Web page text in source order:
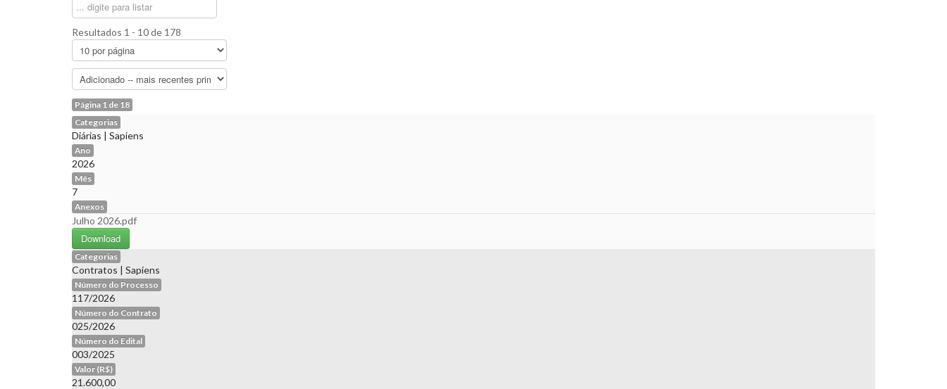
Resultados 1 - 10 de 178
Página 1 de 18
Categorias
Diárias | Sapiens
Ano
2026
Mês
7
Anexos
Julho 2026.pdf
Download
Categorias
Contratos | Sapiens
Número do Processo
117/2026
Número do Contrato
025/2026
Número do Edital
003/2025
Valor (R$)
21.600,00